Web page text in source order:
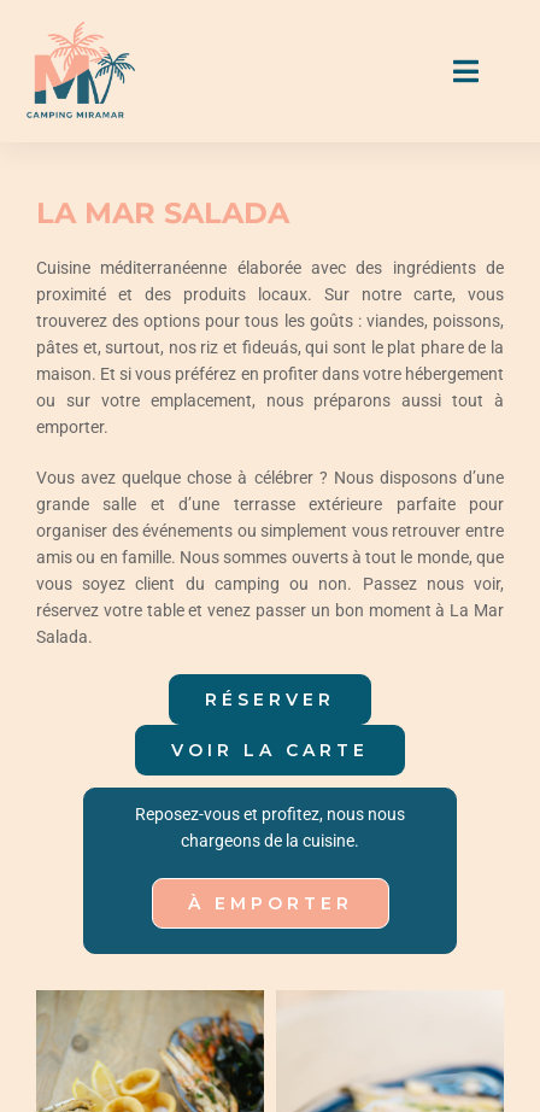
content
Toggle
Manger & Boire
Activités & Services
Guide Miramar
Événements
Contact
LA MAR SALADA
Cuisine méditerranéenne élaborée avec des ingrédients de
proximité et des produits locaux. Sur notre carte, vous
trouverez des options pour tous les goûts : viandes, poissons,
pâtes et, surtout, nos riz et fideuás, qui sont le plat phare de la
maison. Et si vous préférez en profiter dans votre hébergement
ou sur votre emplacement, nous préparons aussi tout à
emporter.
Vous avez quelque chose à célébrer ? Nous disposons d’une
grande salle et d’une terrasse extérieure parfaite pour
organiser des événements ou simplement vous retrouver entre
amis ou en famille. Nous sommes ouverts à tout le monde, que
vous soyez client du camping ou non. Passez nous voir,
réservez votre table et venez passer un bon moment à La Mar
Salada.
RÉSERVER
VOIR LA CARTE
Reposez-vous et profitez, nous nous
chargeons de la cuisine.
À EMPORTER